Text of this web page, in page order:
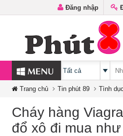
Đăng nhập
MENU
Trang chủ Tin phút 89 Tình
Cháy hàng
đổ xô đi mua